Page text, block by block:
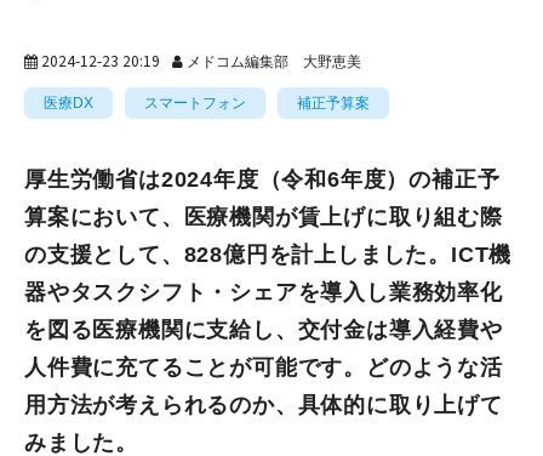
2024-12-23 20:19 メドコム編集部 大野恵美
医療DX スマートフォン 補正予算案
厚生労働省は2024年度（令和6年度）の補正予
算案において、医療機関が賃上げに取り組む際
の支援として、828億円を計上しました。ICT機
器やタスクシフト・シェアを導入し業務効率化
を図る医療機関に支給し、交付金は導入経費や
人件費に充てることが可能です。どのような活
用方法が考えられるのか、具体的に取り上げて
みました。